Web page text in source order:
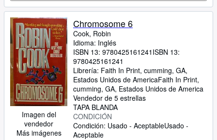
Imagen del
vendedor
Más imágenes
Chromosome 6
Cook, Robin
Idioma: Inglés
ISBN 13: 9780425161241 ISBN 13:
9780425161241
Librería: Faith In Print, cumming, GA,
Estados Unidos de AmericaFaith In Print,
cumming, GA, Estados Unidos de America
Vendedor de 5 estrellas
TAPA BLANDA
CONDICIÓN
Condición: Usado - AceptableUsado -
Aceptable